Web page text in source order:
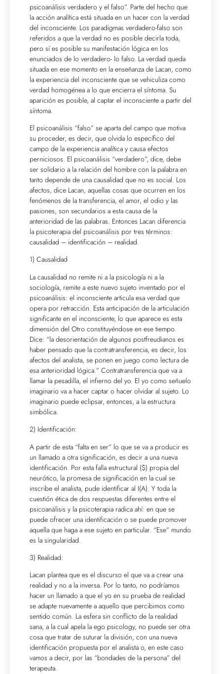
psicoanálisis verdadero y el falso”. Parte del hecho que
la acción analítica está situada en un hacer con la verdad
del inconsciente. Los paradigmas verdadero-falso son
referidos a que la verdad no es posible decirla toda,
pero sí es posible su manifestación lógica en los
enunciados de lo verdadero- lo falso. La verdad queda
situada en ese momento en la enseñanza de Lacan, como
la experiencia del inconsciente que se vehiculiza como
verdad homogénea a lo que encierra el síntoma. Su
aparición es posible, al captar el inconsciente a partir del
síntoma.
El psicoanálisis “falso” se aparta del campo que motiva
su proceder, es decir, que olvida lo específico del
campo de la experiencia analítica y causa efectos
perniciosos. El psicoanálisis “verdadero”, dice, debe
ser solidario a la relación del hombre con la palabra en
tanto depende de una causalidad que no es social. Los
afectos, dice Lacan, aquellas cosas que ocurren en los
fenómenos de la transferencia, el amor, el odio y las
pasiones, son secundarios a esta causa de la
anterioridad de las palabras. Entonces Lacan diferencia
la psicoterapia del psicoanálisis por tres términos:
causalidad – identificación – realidad.
1) Causalidad
La causalidad no remite ni a la psicología ni a la
sociología, remite a este nuevo sujeto inventado por el
psicoanálisis: el inconsciente articula esa verdad que
opera por retracción. Esta anticipación de la articulación
significante en el inconsciente, lo que aparece es esta
dimensión del Otro constituyéndose en ese tiempo.
Dice: “la desorientación de algunos postfreudianos es
haber pensado que la contratransferencia, es decir, los
afectos del analista, se ponen en juego como lectura de
esa anterioridad lógica.” Contratransferencia que va a
llamar la pesadilla, el infierno del yo. El yo como señuelo
imaginario va a hacer captar o hacer olvidar al sujeto. Lo
imaginario puede eclipsar, entonces, a la estructura
simbólica.
2) Identificación:
A partir de esta “falta en ser” lo que se va a producir es
un llamado a otra significación, es decir a una nueva
identificación. Por esta falla estructural ($) propia del
neurótico, la promesa de significación en la cual se
inscribe el analista, pude identificar al I(A). Y toda la
cuestión ética de dos respuestas diferentes entre el
psicoanálisis y la psicoterapia radica ahí: en que se
puede ofrecer una identificación o se puede promover
aquella que haga a ese sujeto en particular. “Ese” mundo
es la singularidad.
3) Realidad:
Lacan plantea que es el discurso el que va a crear una
realidad y no a la inversa. Por lo tanto, no podríamos
hacer un llamado a que el yo en su prueba de realidad
se adapte nuevamente a aquello que percibimos como
sentido común. La esfera sin conflicto de la realidad
sana, a la cual apela la ego psicology, no puede ser otra
cosa que tratar de suturar la división, con una nueva
identificación propuesta por el analista o, en este caso
vamos a decir, por las “bondades de la persona” del
terapeuta.